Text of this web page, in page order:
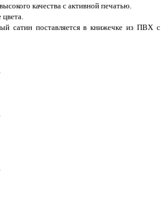
качества с активной печатью.
сатин поставляется в книжечке из ПВХ с